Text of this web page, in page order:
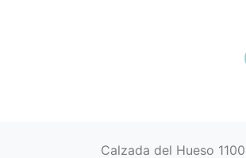
Calzada del Hueso